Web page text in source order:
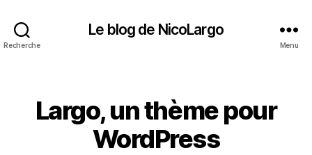
Recherche
Le blog de NicoLargo
Menu
Largo, un thème pour
WordPress